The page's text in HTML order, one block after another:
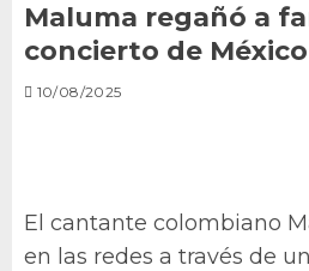
Maluma regañó a
concierto de México
10/08/2025
El cantante colombiano
en las redes a través de